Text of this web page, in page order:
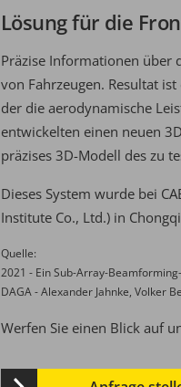
Lösung für die
Präzise Informationen über
von Fahrzeugen. Resultat
der die aerodynamische
entwickelten einen neuen
präzises 3D-Modell des zu
Dieses System wurde bei
Institute Co., Ltd.) in
Quelle:
2021 - Ein Sub-Array-
DAGA - Alexander Jahnke, Volker
Werfen Sie einen Blick auf